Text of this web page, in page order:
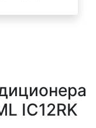
IC12RK